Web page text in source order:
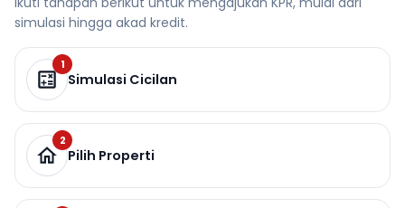
simulasi hingga akad kredit.
1
Simulasi Cicilan
2
Pilih Properti